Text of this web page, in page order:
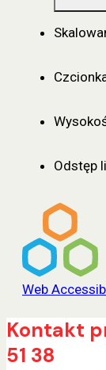
Odstęp
Web
Przejdź
do
treści
Kontakt
51 38